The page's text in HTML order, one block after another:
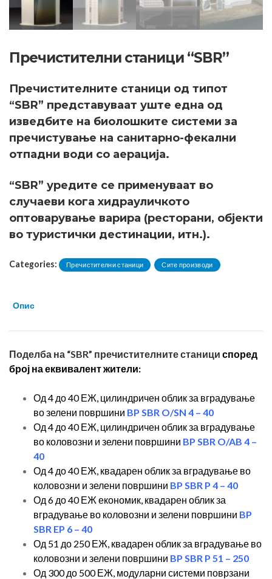
Пречистителни станици “SBR”
Пречистителните станици од типот
“SBR” представуваат уште една од
изведбите на биолошките системи за
пречистување на санитарно-фекални
отпадни води со аерација.
“SBR” уредите се применуваат во
случаеви кога хидрауличкото
оптоварување варира (ресторани, објекти
во туристички дестинации, итн.).
Categories: Пречистителни станици Сите производи
Опис
Поделба на “SBR” пречистителните станици според
број на еквивалент жители:
Од 4 до 40 ЕЖ, цилиндричен облик за вградување
во зелени површини BP SBR O/SN 4 – 40
Од 4 до 40 ЕЖ, цилиндричен облик за вградување
во коловозни и зелени површини BP SBR O/AB 4 –
40
Од 4 до 40 ЕЖ, квадарен облик за вградување во
коловозни и зелени површини BP SBR P 4 – 40
Од 6 до 40 ЕЖ економик, квадарен облик за
вградување во коловозни и зелени површини BP
SBR EP 6 – 40
Од 51 до 250 ЕЖ, квадарен облик за вградување во
коловозни и зелени површини BP SBR P 51 – 250
Од 300 до 500 ЕЖ, модуларни системи поврзани